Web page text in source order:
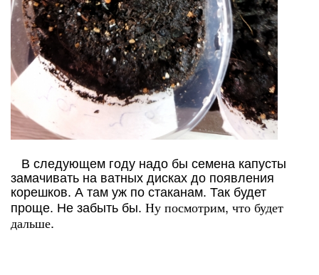
В следующем году надо бы семена капусты
замачивать на ватных дисках до появления
корешков. А там уж по стаканам. Так будет
проще. Не забыть бы. Ну посмотрим, что будет
дальше.